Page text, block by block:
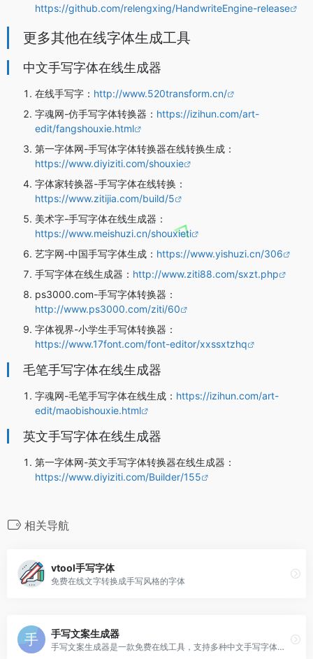
https://github.com/relengxing/HandwriteEngine-release
更多其他在线字体生成工具
中文手写字体在线生成器
在线手写字： http://www.520transform.cn/
字魂网-仿手写字体转换器： https://izihun.com/art-
edit/fangshouxie.html
第一字体网-手写体字体转换器在线转换生成：
https://www.diyiziti.com/shouxie
字体家转换器-手写字体在线转换：
https://www.zitijia.com/build/5
美术字-手写字体在线生成器：
https://www.meishuzi.cn/shouxieti
艺字网-中国手写字体生成： https://www.yishuzi.cn/306
手写字体在线生成器： http://www.ziti88.com/sxzt.php
ps3000.com-手写字体转换器：
http://www.ps3000.com/ziti/60
字体视界-小学生手写体转换器：
https://www.17font.com/font-editor/xxssxtzhq
毛笔手写字体在线生成器
字魂网-毛笔手写字体在线生成： https://izihun.com/art-
edit/maobishouxie.html
英文手写字体在线生成器
第一字体网-英文手写字体转换器在线生成器：
https://www.diyiziti.com/Builder/155
相关导航
vtool手写字体
免费在线文字转换成手写风格的字体
手写文案生成器
手写文案生成器是一款免费在线工具，支持多种中文手写字体，轻松生成高清手写文案图片，适合社交分享、作业打印、个性签名等多种场景。无需安装，支持自定义样式和批量导出。